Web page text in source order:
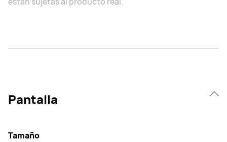
Pantalla
Tamaño